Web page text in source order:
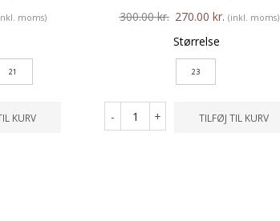
moms)
21
KURV
300.00kr. 270.00 kr. (inkl. moms)
Størrelse
23
- + TILFØJ TIL KURV